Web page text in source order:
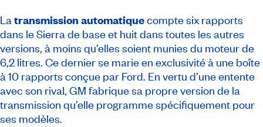
Latransmission automatiquecompte six rapports
dans le Sierra de base et huit dans toutes les autres
versions, à moins qu’elles soient munies du moteur de
6,2 litres. Ce dernier se marie en exclusivité à une boîte
à 10 rapports conçue par Ford. En vertu d’une entente
avec son rival, GM fabrique sa propre version de la
transmission qu’elle programme spécifiquement pour
ses modèles.